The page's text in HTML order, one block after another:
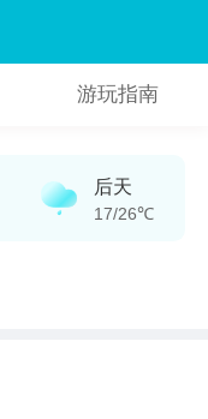
游玩指南
后天
17/26℃